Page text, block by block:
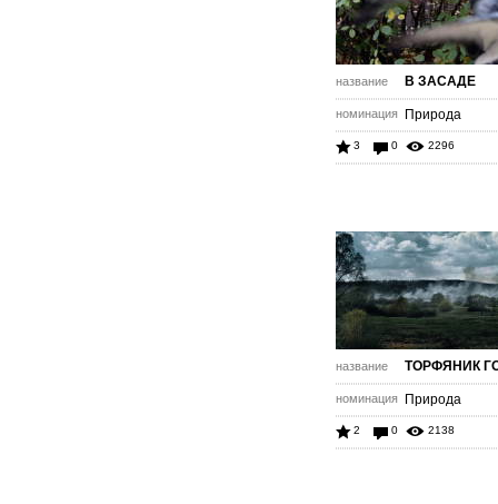
название В ЗАСАДЕ
номинация Природа
3 0 2296
название ТОРФЯНИК
номинация Природа
2 0 2138